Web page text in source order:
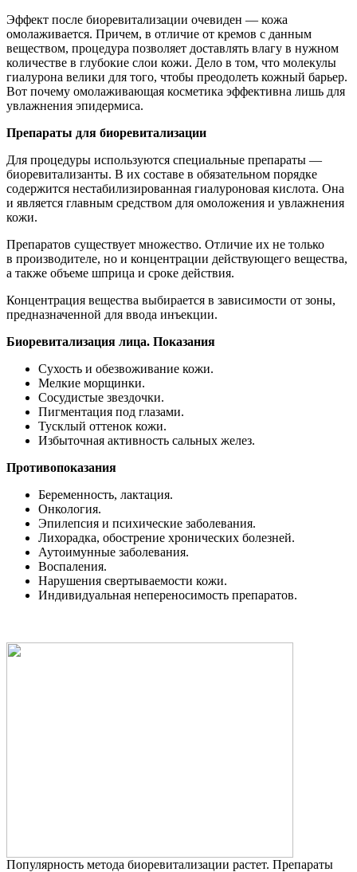
Эффект после биоревитализации очевиден — кожа
омолаживается. Причем, в отличие от кремов с данным
веществом, процедура позволяет доставлять влагу в нужном
количестве в глубокие слои кожи. Дело в том, что молекулы
гиалурона велики для того, чтобы преодолеть кожный барьер.
Вот почему омолаживающая косметика эффективна лишь для
увлажнения эпидермиса.
Препараты для биоревитализации
Для процедуры используются специальные препараты —
биоревитализанты. В их составе в обязательном порядке
содержится нестабилизированная гиалуроновая кислота. Она
и является главным средством для омоложения и увлажнения
кожи.
Препаратов существует множество. Отличие их не только
в производителе, но и концентрации действующего вещества,
а также объеме шприца и сроке действия.
Концентрация вещества выбирается в зависимости от зоны,
предназначенной для ввода инъекции.
Биоревитализация лица. Показания
Сухость и обезвоживание кожи.
Мелкие морщинки.
Сосудистые звездочки.
Пигментация под глазами.
Тусклый оттенок кожи.
Избыточная активность сальных желез.
Противопоказания
Беременность, лактация.
Онкология.
Эпилепсия и психические заболевания.
Лихорадка, обострение хронических болезней.
Аутоимунные заболевания.
Воспаления.
Нарушения свертываемости кожи.
Индивидуальная непереносимость препаратов.
Популярность метода биоревитализации растет. Препараты